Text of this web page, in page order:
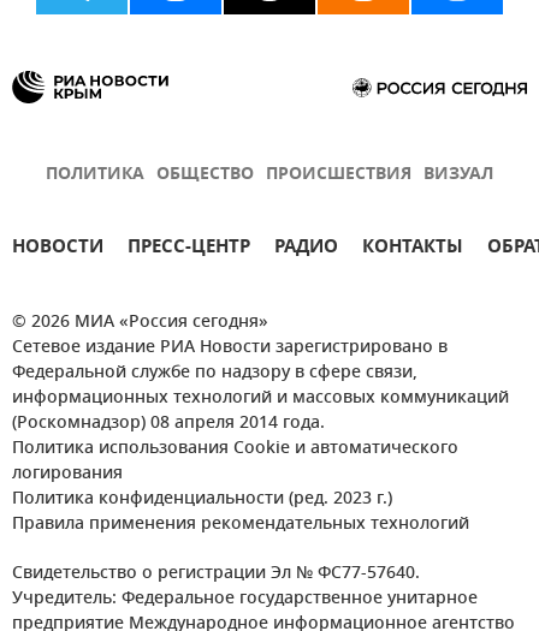
ПОЛИТИКА ОБЩЕСТВО ПРОИСШЕСТВИЯ ВИЗУАЛ
НОВОСТИ ПРЕСС-ЦЕНТР РАДИО КОНТАКТЫ
© 2026 МИА «Россия сегодня»
Сетевое издание РИА Новости зарегистрировано в
Федеральной службе по надзору в сфере связи,
информационных технологий и массовых коммуникаций
(Роскомнадзор) 08 апреля 2014 года.
Политика использования Cookie и автоматического
логирования
Политика конфиденциальности (ред. 2023 г.)
Правила применения рекомендательных технологий
Свидетельство о регистрации Эл № ФС77-57640.
Учредитель: Федеральное государственное унитарное
предприятие Международное информационное агентство